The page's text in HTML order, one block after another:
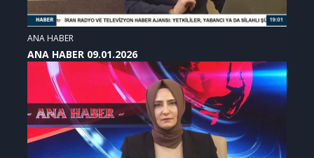
ANA HABER
ANA HABER 09.01.2026